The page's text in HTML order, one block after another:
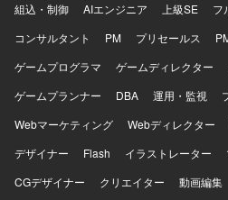
組込・制御
AIエンジニア 上級SE
フ
コンサルタント
PM プリセールス
ゲームプログラマ
ゲームディレクター
ゲームプランナー
DBA 運用・監視
Webマーケティング
Webディレクター
デザイナー
Flash イラストレーター
CGデザイナー
クリエイター 動画編集